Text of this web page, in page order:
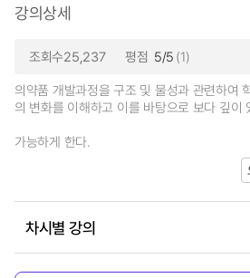
강의상세
조회수25,237 평점 5/5 (1)
의약품 개발과정을 구조 및 물성과 관련하여
의 변화를 이해하고 이를 바탕으로 보다 깊이
가능하게 한다.
차시별 강의